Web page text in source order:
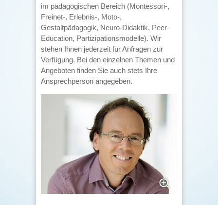
im pädagogischen Bereich (Montessori-,
Freinet-, Erlebnis-, Moto-,
Gestaltpädagogik, Neuro-Didaktik, Peer-
Education, Partizipationsmodelle). Wir
stehen Ihnen jederzeit für Anfragen zur
Verfügung. Bei den einzelnen Themen und
Angeboten finden Sie auch stets Ihre
Ansprechperson angegeben.